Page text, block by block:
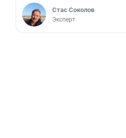
Стас Соколов
Эксперт